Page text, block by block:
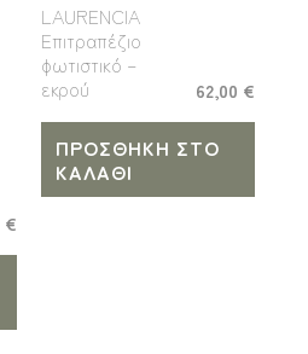
€
LAURENCIA
Επιτραπέζιο
φωτιστικό –
εκρού
62,00 €
ΠΡΟΣΘΉΚΗ ΣΤΟ
ΚΑΛΆΘΙ